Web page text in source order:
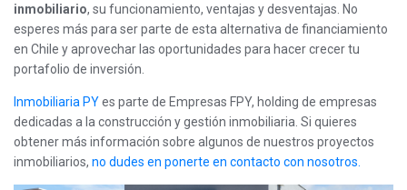
inmobiliario, su funcionamiento, ventajas y desventajas. No
esperes más para ser parte de esta alternativa de financiamiento
en Chile y aprovechar las oportunidades para hacer crecer tu
portafolio de inversión.
Inmobiliaria PYes parte de Empresas FPY, holding de empresas
dedicadas a la construcción y gestión inmobiliaria. Si quieres
obtener más información sobre algunos de nuestros proyectos
inmobiliarios, no dudes en ponerte en contacto con nosotros.